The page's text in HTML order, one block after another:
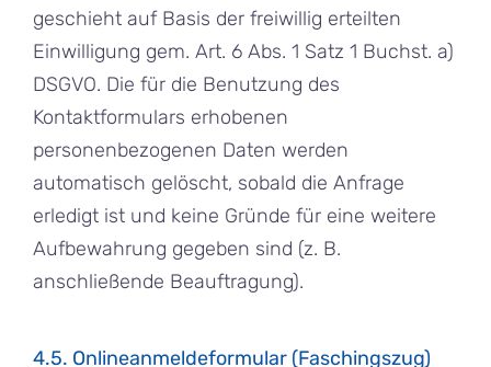
geschieht auf Basis der freiwillig erteilten
Einwilligung gem. Art. 6 Abs. 1 Satz 1 Buchst. a)
DSGVO. Die für die Benutzung des
Kontaktformulars erhobenen
personenbezogenen Daten werden
automatisch gelöscht, sobald die Anfrage
erledigt ist und keine Gründe für eine weitere
Aufbewahrung gegeben sind (z. B.
anschließende Beauftragung).
4.5. Onlineanmeldeformular (Faschingszug)